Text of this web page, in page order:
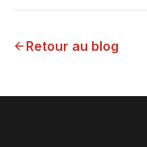
Retour au blog